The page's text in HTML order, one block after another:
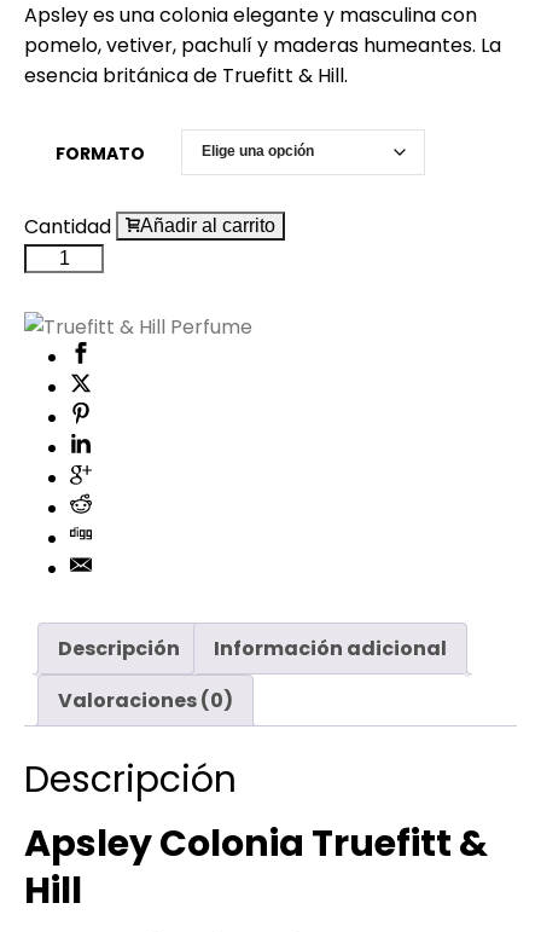
€5.00
hasta
€89.00
Apsley es una colonia elegante y masculina con
pomelo, vetiver, pachulí y maderas humeantes. La
esencia británica de Truefitt & Hill.
FORMATO
Cantidad Añadir al carrito
Descripción
Información adicional
Valoraciones (0)
Descripción
Apsley Colonia Truefitt &
Hill